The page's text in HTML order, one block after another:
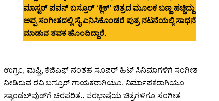
ಮಾಸ್ಟರ್ ಪವನ್ ಬಸ್ರೂರ್ ‘ಕ್ಲಿಕ್’ ಚಿತ್ರದ ಮೂಲಕ ಬಣ್ಣ ಹಚ್ಚಿದ್ದು
ಅಪ್ಪ ಸಂಗೀತದಲ್ಲಿ ಸೈ ಎನಿಸಿಕೊಂಡರೆ ಪುತ್ರ ನಟನೆಯಲ್ಲಿ ಸಾಧನೆ
ಮಾಡುವ ತವಕ ಹೊಂದಿದ್ದಾರೆ.
ಉಗ್ರಂ, ಮಫ್ತಿ, ಕೆಜಿಎಫ್ ನಂತಹ ಸೂಪರ್ ಹಿಟ್ ಸಿನಿಮಾಗಳಿಗೆ ಸಂಗೀತ
ನೀಡಿರುವ ರವಿ ಬಸ್ರೂರ್ ಗಾಯಕರಾಗಿಯೂ, ನಿರ್ಮಾಪಕರಾಗಿಯೂ
ಸ್ಯಾಂಡಲ್‍ವುಡ್‍ಗೆ ಚಿರಪರಿತ.. ಪರಭಾಷೆಯ ಚಿತ್ರಗಳಿಗೂ ಸಂಗೀತ